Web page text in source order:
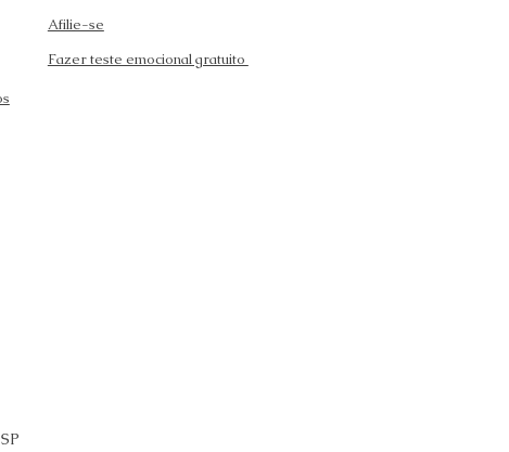
Afilie-se
Fazer teste emocional gratuito